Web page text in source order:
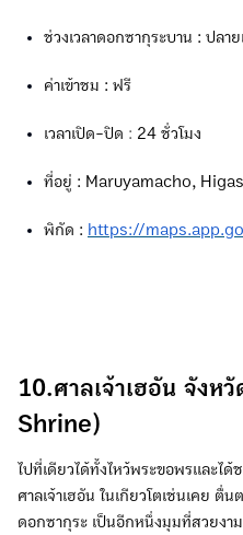
ช่วงเวลาดอกซากุระบาน : ปลา
ค่าเข้าชม : ฟรี
เวลาเปิด-ปิด : 24 ชั่วโมง
ที่อยู่ : Maruyamacho,
พิกัด : https://
10.ศาลเจ้าเฮอัน จังห
Shrine)
ไปที่เดียวได้ทั้งไหว้พระขอพรและไ
ศาลเจ้าเฮอัน ในเกียวโตเช่นเคย
ดอกซากุระ เป็นอีกหนึ่งมุมที่สวยงา